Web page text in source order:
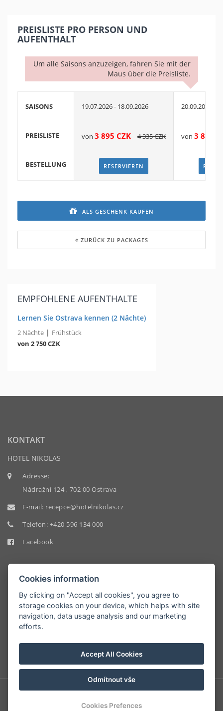
PREISLISTE PRO PERSON UND
AUFENTHALT
Um alle Saisons anzuzeigen, fahren Sie mit der
Maus über die Preisliste.
SAISONS
PREISLISTE
BESTELLUNG
19.07.2026 - 18.09.2026
von 3 895 CZK 4 335CZK
RESERVIEREN
20.09.2026 -
von 3 895
ALS GESCHENK KAUFEN
ZURÜCK ZU PACKAGES
EMPFOHLENE AUFENTHALTE
Lernen Sie Ostrava kennen (2 Nächte)
2 Nächte | Frühstück
von 2 750 CZK
KONTAKT
HOTEL NIKOLAS
Adresse:
Nádražní 124 , 702 00 Ostrava
E-mail: recepce@hotelnikolas.cz
Telefon: +420 596 134 000
Facebook
HOTEL
NIKOLAS
Cookies information
By clicking on "Accept all cookies", you agree to
storage cookies on your device, which helps with site
navigation, data usage analysis and our marketing
efforts.
Accept All Cookies
Odmítnout vše
Cookies Prefences